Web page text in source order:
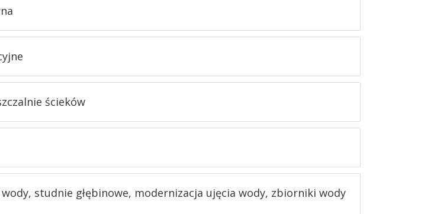
ścieków
studnie głębinowe, modernizacja ujęcia wody, zbiorniki wody